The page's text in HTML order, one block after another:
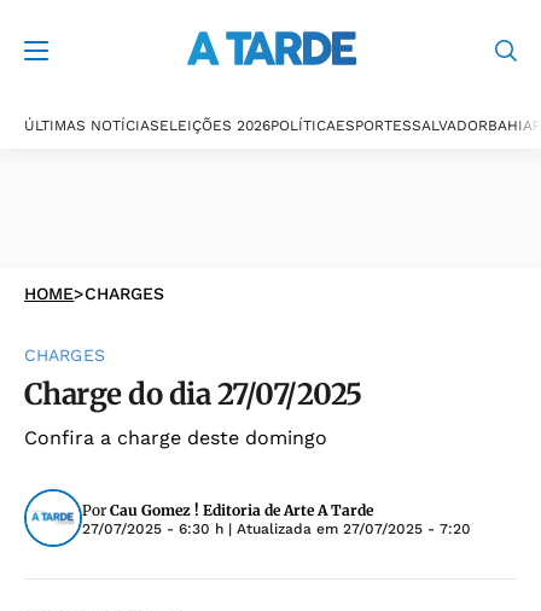
ÚLTIMAS NOTÍCIASELEIÇÕES 2026POLÍTICAESPORTESSALVADORBAHIA
HOME>CHARGES
CHARGES
Charge do dia 27/07/2025
Confira a charge deste domingo
Por Cau Gomez ! Editoria de Arte A Tarde
27/07/2025 - 6:30 h | Atualizada em 27/07/2025 - 7:20